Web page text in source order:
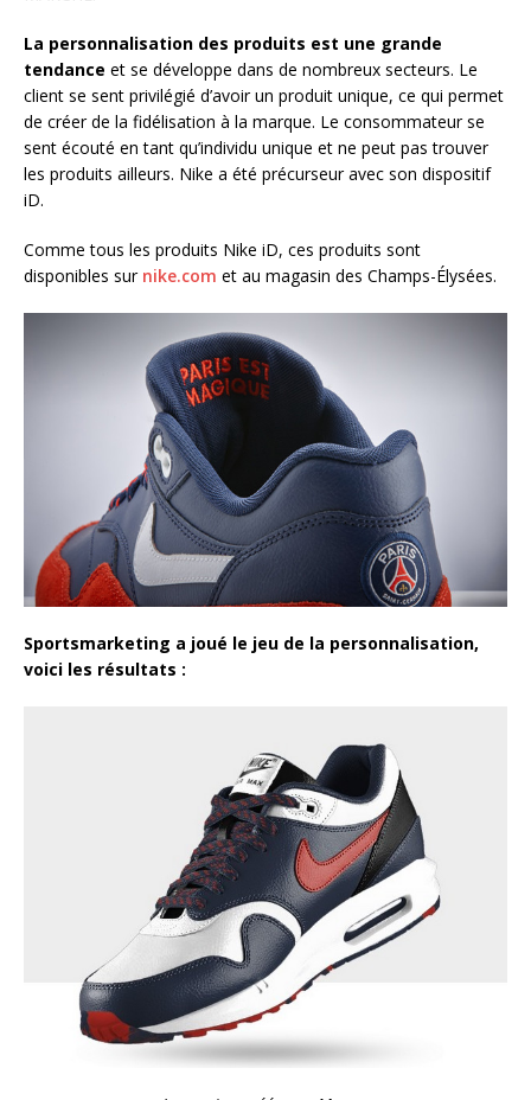
La personnalisation des produits est une grande
tendance et se développe dans de nombreux secteurs. Le
client se sent privilégié d’avoir un produit unique, ce qui permet
de créer de la fidélisation à la marque. Le consommateur se
sent écouté en tant qu’individu unique et ne peut pas trouver
les produits ailleurs. Nike a été précurseur avec son dispositif
iD.
Comme tous les produits Nike iD, ces produits sont
disponibles sur nike.com et au magasin des Champs-Élysées.
Sportsmarketing a joué le jeu de la personnalisation,
voici les résultats :